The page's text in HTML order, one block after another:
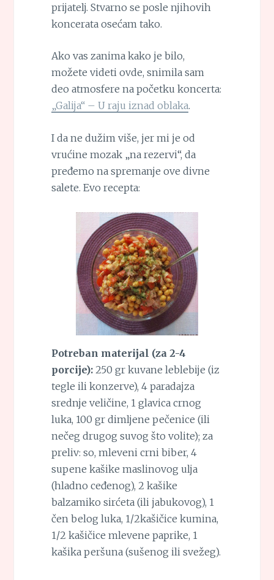
prijatelj. Stvarno se posle njihovih
koncerata osećam tako.
Ako vas zanima kako je bilo,
možete videti ovde, snimila sam
deo atmosfere na početku koncerta:
„Galija“ – U raju iznad oblaka.
I da ne dužim više, jer mi je od
vrućine mozak „na rezervi“, da
pređemo na spremanje ove divne
salete. Evo recepta:
Potreban materijal (za 2-4
porcije):250 gr kuvane leblebije (iz
tegle ili konzerve), 4 paradajza
srednje veličine, 1 glavica crnog
luka, 100 gr dimljene pečenice (ili
nečeg drugog suvog što volite); za
preliv: so, mleveni crni biber, 4
supene kašike maslinovog ulja
(hladno ceđenog), 2 kašike
balzamiko sirćeta (ili jabukovog), 1
čen belog luka, 1/2kašičice kumina,
1/2 kašičice mlevene paprike, 1
kašika peršuna (sušenog ili svežeg).